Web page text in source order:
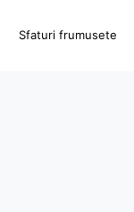
Sfaturi frumusete